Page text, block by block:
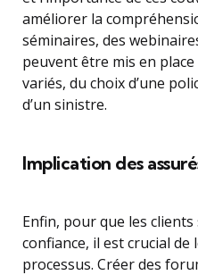
améliorer la
séminaires, des
peuvent être mis en
variés, du choix d’une
d’un sinistre.
Implication des
Enfin, pour que les
confiance, il est crucial de
processus. Créer des